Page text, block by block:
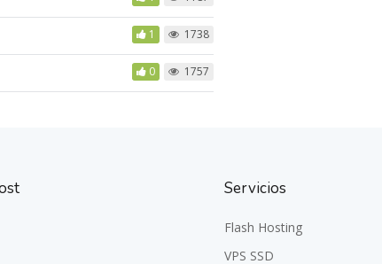
1 1738
0 1757
Servicios
Flash Hosting
VPS SSD